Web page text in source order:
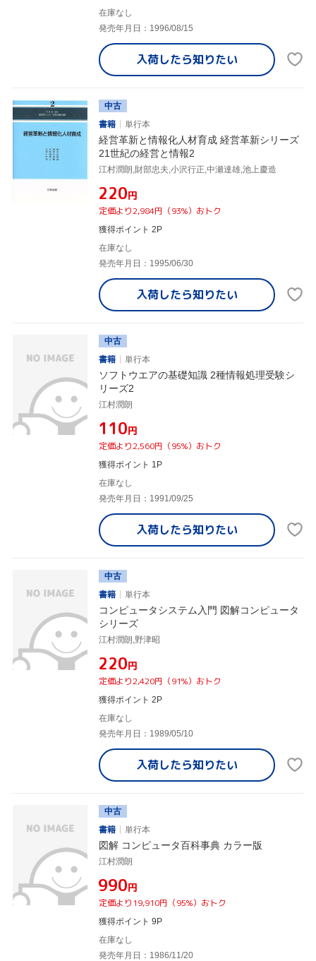
在庫なし
発売年月日：1996/08/15
入荷したら知りたい
中古
書籍
単行本
経営革新と情報化人材育成 経営革新シリーズ
21世紀の経営と情報2
江村潤朗,財部忠夫,小沢行正,中瀬達雄,池上慶造
¥220円
定価より2,984円（93%）おトク
獲得ポイント 2P
在庫なし
発売年月日：1995/06/30
入荷したら知りたい
中古
書籍
単行本
ソフトウエアの基礎知識 2種情報処理受験シ
リーズ2
江村潤朗
¥110円
定価より2,560円（95%）おトク
獲得ポイント 1P
在庫なし
発売年月日：1991/09/25
入荷したら知りたい
中古
書籍
単行本
コンピュータシステム入門 図解コンピュータ
シリーズ
江村潤朗,野津昭
¥220円
定価より2,420円（91%）おトク
獲得ポイント 2P
在庫なし
発売年月日：1989/05/10
入荷したら知りたい
中古
書籍
単行本
図解 コンピュータ百科事典 カラー版
江村潤朗
¥990円
定価より19,910円（95%）おトク
獲得ポイント 9P
在庫なし
発売年月日：1986/11/20